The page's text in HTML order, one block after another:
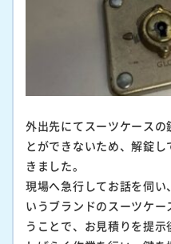
外出先にてスーツケース
とができないため、解錠
きました。
現場へ急行してお話を伺
いうブランドのスーツケ
うことで、お見積りを提示